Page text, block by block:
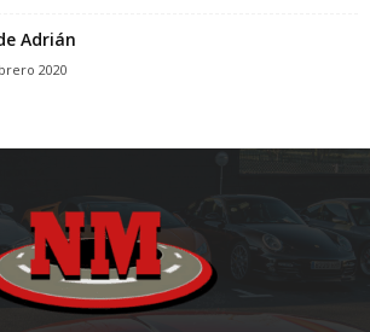
Adrián
2020